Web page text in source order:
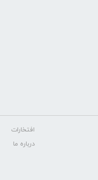
افتخارات
درباره ما